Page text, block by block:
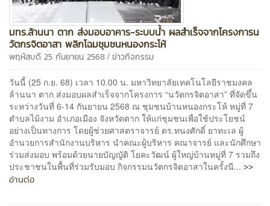
มทร.ล้านนา ตาก ส่งมอบอาคาร-ระบบน้ำ ผลสำเร็จจากโครงการน
วัตกรจิตอาสา พลิกโฉมชุมชนหนองกระโห้
พฤหัสบดี 25 กันยายน 2568 / ข่าวกิจกรรม
วันนี้ (25 ก.ย. 68) เวลา 10.00 น. มหาวิทยาลัยเทคโนโลยีราชมงคล
ล้านนา ตาก ส่งมอบผลสำเร็จจากโครงการ “นวัตกรจิตอาสา” ที่จัดขึ้น
ระหว่างวันที่ 6-14 กันยายน 2568 ณ ชุมชนบ้านหนองกระโห้ หมู่ที่ 7
ตำบลไม้งาม อำเภอเมือง จังหวัดตาก ให้แก่ชุมชนเพื่อใช้ประโยชน์
อย่างเป็นทางการ โดยผู้ช่วยศาสตราจารย์ ดร.ทนงศักดิ์ ยาทะเล ผู้
อำนวยการสำนักงานบริหาร นำคณะผู้บริหาร คณาจารย์ และนักศึกษา
ร่วมส่งมอบ พร้อมด้วยนายบัญญัติ โยคะวัฒน์ ผู้ใหญ่บ้านหมู่ที่ 7 รวมถึง
ประชาชนในพื้นที่ร่วมรับมอบ กิจกรรมนวัตกรจิตอาสาในครั้งนี... >>
อ่านต่อ